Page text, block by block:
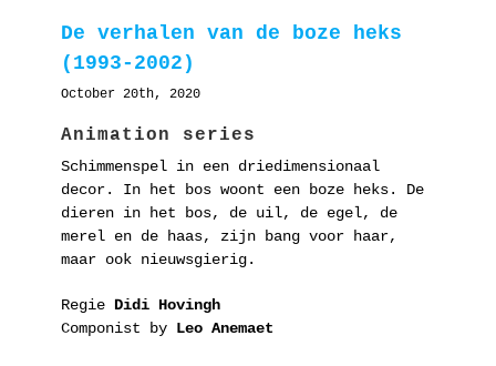
De verhalen van de boze heks
(1993-2002)
October 20th, 2020
Animation series
Schimmenspel in een driedimensionaal
decor. In het bos woont een boze heks. De
dieren in het bos, de uil, de egel, de
merel en de haas, zijn bang voor haar,
maar ook nieuwsgierig.
Regie Didi Hovingh
Componist by Leo Anemaet